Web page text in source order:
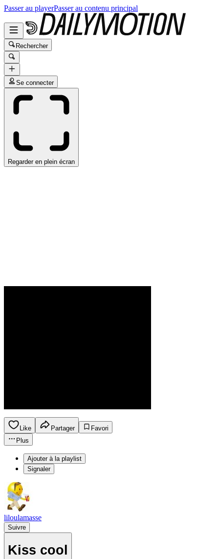
Passer au playerPasser au contenu principal
Rechercher
Se connecter
Regarder en plein écran
Like Partager
Favori
Plus
Ajouter à la playlist
Signaler
liloulamasse
Suivre
Kiss cool